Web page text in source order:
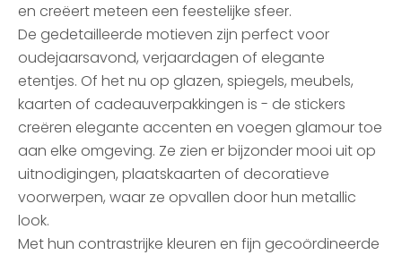
en creëert meteen een feestelijke sfeer.
De gedetailleerde motieven zijn perfect voor
oudejaarsavond, verjaardagen of elegante
etentjes. Of het nu op glazen, spiegels, meubels,
kaarten of cadeauverpakkingen is - de stickers
creëren elegante accenten en voegen glamour toe
aan elke omgeving. Ze zien er bijzonder mooi uit op
uitnodigingen, plaatskaarten of decoratieve
voorwerpen, waar ze opvallen door hun metallic
look.
Met hun contrastrijke kleuren en fijn gecoördineerde